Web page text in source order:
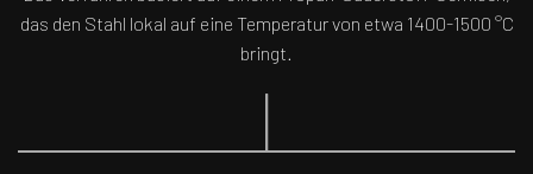
das den Stahl lokal auf eine Temperatur von etwa 1400-1500 °C
bringt.